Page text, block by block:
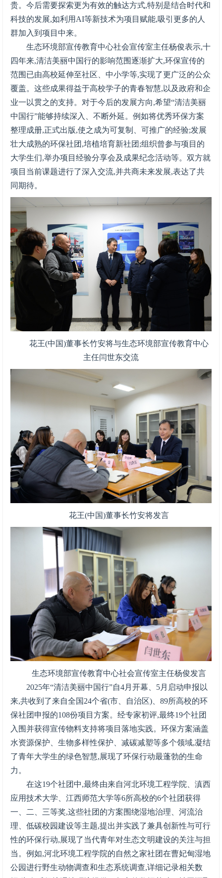
贵。今后需要探索更为有效的触达方式,特别是结合时代和
科技的发展,如利用AI等新技术为项目赋能,吸引更多的人
群加入到项目中来。
生态环境部宣传教育中心社会宣传室主任杨俊表示,十
四年来,清洁美丽中国行的影响范围逐渐扩大,环保宣传的
范围已由高校延伸至社区、中小学等,实现了更广泛的公众
覆盖。这些成果得益于高校学子的青春智慧,以及政府和企
业一以贯之的支持。对于今后的发展方向,希望“清洁美丽
中国行”能够持续深入、不断外延。例如将优秀环保方案
整理成册,正式出版,使之成为可复制、可推广的经验;发展
壮大成熟的环保社团,培植培育新社团;组织曾参与项目的
大学生们,举办项目经验分享会及成果纪念活动等。双方就
项目当前课题进行了深入交流,并共商未来发展,表达了共
同期待。
花王(中国)董事长竹安将与生态环境部宣传教育中心
主任闫世东交流
花王(中国)董事长竹安将发言
生态环境部宣传教育中心社会宣传室主任杨俊发言
2025年“清洁美丽中国行”自4月开幕、5月启动申报以
来,共收到了来自全国24个省(市、自治区)、89所高校的环
保社团申报的108份项目方案。经专家初评,最终19个社团
入围并获得宣传物料支持将项目落地实践。环保方案涵盖
水资源保护、生物多样性保护、减碳减塑等多个领域,凝结
了青年大学生的绿色智慧,展现了环保行动最蓬勃的生命
力。
在这19个社团中,最终由来自河北环境工程学院、滇西
应用技术大学、江西师范大学等6所高校的6个社团获得
一、二、三等奖,这些社团的方案围绕湿地治理、河流治
理、低碳校园建设等主题,提出并实践了兼具创新性与可行
性的环保行动,展现了当代青年对生态文明建设的关注与担
当。例如,河北环境工程学院的自然之家社团在曹妃甸湿地
公园进行野生动物调查和生态系统调查,详细记录相关数